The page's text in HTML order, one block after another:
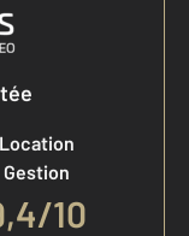
Location
Gestion
10